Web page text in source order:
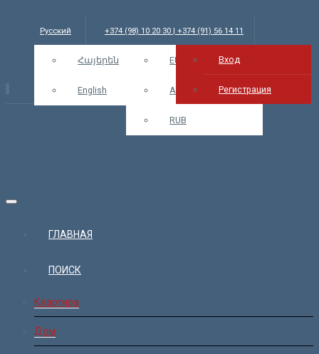
Русский
Հայերեն
English
+374 (98) 10 20 30 | +374 (91) 56 14 11
info@bars.am USD EUR
AMD
RUB
Вход Вход
Регистрация
ГЛАВНАЯ
ПОИСК
Квартира
Дом